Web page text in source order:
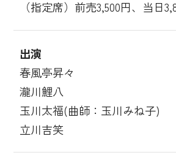
（指定席）前売3,500円、当日
出演
春風亭昇々
瀧川鯉八
玉川太福(曲師：玉川みね子)
立川吉笑